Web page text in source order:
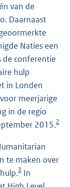
van de
Daarnaast
Naties een
de conferentie
hulp
in Londen
meerjarige
in de regio
2015.2
te maken over
3 In